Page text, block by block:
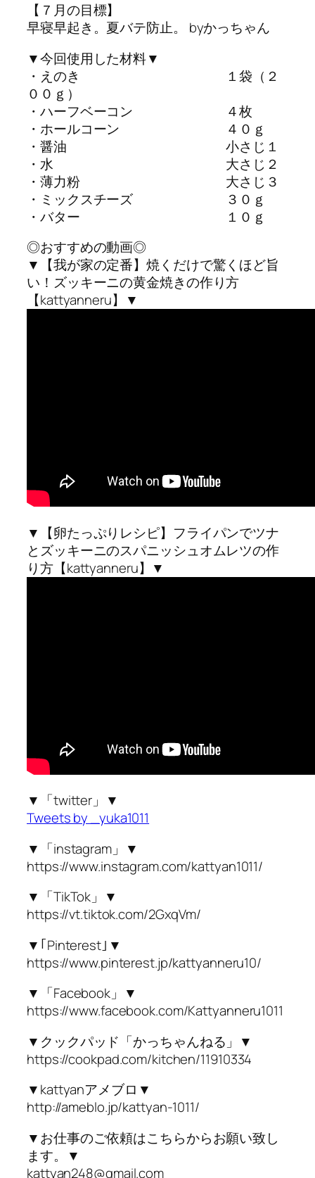
【７月の目標】
早寝早起き。夏バテ防止。 byかっちゃん
▼今回使用した材料▼
・えのき １袋（２
００ｇ）
・ハーフベーコン ４枚
・ホールコーン ４０ｇ
・醤油 小さじ１
・水 大さじ２
・薄力粉 大さじ３
・ミックスチーズ ３０ｇ
・バター １０ｇ
◎おすすめの動画◎
▼【我が家の定番】焼くだけで驚くほど旨
い！ズッキーニの黄金焼きの作り方
【kattyanneru】▼
▼【卵たっぷりレシピ】フライパンでツナ
とズッキーニのスパニッシュオムレツの作
り方【kattyanneru】▼
▼「twitter」▼
Tweets by _yuka1011
▼「instagram」▼
https://www.instagram.com/kattyan1011/
▼「TikTok」▼
https://vt.tiktok.com/2GxqVm/
▼｢Pinterest｣▼
https://www.pinterest.jp/kattyanneru10/
▼「Facebook」▼
https://www.facebook.com/Kattyanneru1011
▼クックパッド「かっちゃんねる」▼
https://cookpad.com/kitchen/11910334
▼kattyanアメブロ▼
http://ameblo.jp/kattyan-1011/
▼お仕事のご依頼はこちらからお願い致し
ます。▼
kattyan248@gmail.com